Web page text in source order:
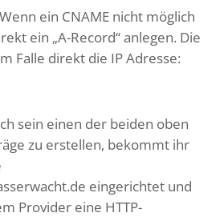
ein CNAME nicht möglich
ein „A-Record“ anlegen. Die
Falle direkt die IP Adresse:
sein einen der beiden oben
zu erstellen, bekommt ihr
eingerichtet und
Provider eine HTTP-